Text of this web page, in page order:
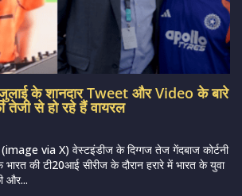
के शानदार Tweet और Video के बारे
तेजी से हो रहे हैं वायरल
via X) वेस्टइंडीज के दिग्गज तेज गेंदबाज कोर्टनी
भारत की टी20आई सीरीज के दौरान हरारे में भारत के युवा
और...